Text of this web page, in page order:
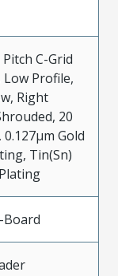
C-Grid
Low Profile,
Right
20
Gold
Tin(Sn)